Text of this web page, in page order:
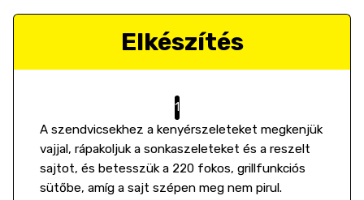
Elkészítés
A szendvicsekhez a kenyérszeleteket megkenjük
vajjal, rápakoljuk a sonkaszeleteket és a reszelt
sajtot, és betesszük a 220 fokos, grillfunkciós
sütőbe, amíg a sajt szépen meg nem pirul.